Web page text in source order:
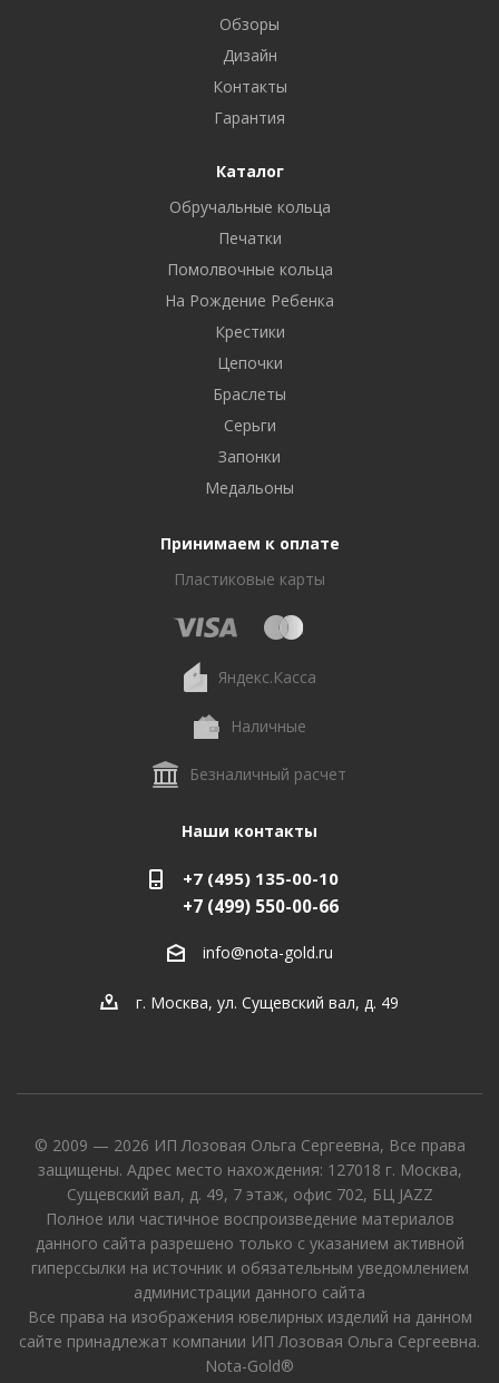
Обзоры
Дизайн
Контакты
Гарантия
Каталог
Обручальные кольца
Печатки
Помолвочные кольца
На Рождение Ребенка
Крестики
Цепочки
Браслеты
Серьги
Запонки
Медальоны
Принимаем к оплате
Пластиковые карты
Яндекс.Касса
Наличные
Безналичный расчет
Наши контакты
+7 (495) 135-00-10
+7 (499) 550-00-66
info@nota-gold.ru
г. Москва, ул. Сущевский вал, д. 49
© 2009 — 2026 ИП Лозовая Ольга Сергеевна, Все права
защищены. Адрес место нахождения: 127018 г. Москва,
Сущевский вал, д. 49, 7 этаж, офис 702, БЦ JAZZ
Полное или частичное воспроизведение материалов
данного сайта разрешено только с указанием активной
гиперссылки на источник и обязательным уведомлением
администрации данного сайта
Все права на изображения ювелирных изделий на данном
сайте принадлежат компании ИП Лозовая Ольга Сергеевна.
Nota-Gold®